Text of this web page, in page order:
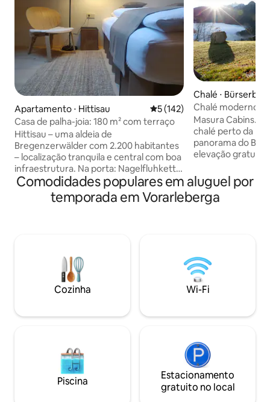
Apartamento ⋅ Hittisau 5 de uma avaliação média de
5 (142)
Casa de palha-joia: 180 m² com terraço
Hittisau – uma aldeia de
Bregenzerwälder com 2.200 habitantes
– localização tranquila e central com boa
infraestrutura. Na porta: Nagelfluhkette
e Hittisberg – ideal para caminhadas com
toda a família e excursões em
Vorarlberg, Suíça e Allgäu. Lake
Balderschwang (10 min). Localizada
diretamente na trilha de esqui cross-
country, a casa de palha construída de
forma sustentável convida você a uma
Chalé ⋅
Chalé moderno
incríveis
Masura Cabins.
chalé perto da
panorama do
elevação gratuito
construídos por
oferecem vistas
e as montanhas do
caminhar e
esqui e
Brandnertal
Comodidades populares em aluguel por
temporada em Vorarleberga
Cozinha Wi-Fi
Piscina
Estacionamento
gratuito no local